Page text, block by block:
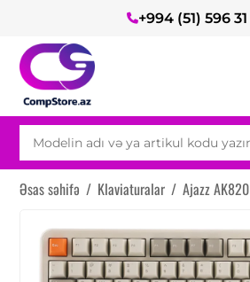
+994 (51) 596
Əsas səhifə / Klaviaturalar / Ajazz